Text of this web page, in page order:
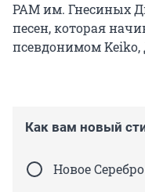
РАМ им. Гнесиных
песен, которая
псевдонимом Keiko,
Как вам новый
Новое